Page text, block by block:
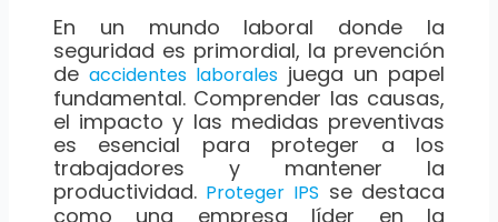
En un mundo laboral donde la
seguridad es primordial, la prevención
de accidentes laboralesjuega un papel
fundamental. Comprender las causas,
el impacto y las medidas preventivas
es esencial para proteger a los
trabajadores y mantener la
productividad. Proteger IPS se destaca
como una empresa líder en la